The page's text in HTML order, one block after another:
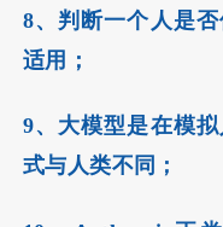
8、判断一个人是
适用；
9、大模型是在模
式与人类不同；